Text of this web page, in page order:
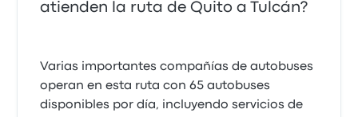
atienden la ruta de Quito a Tulcán?
Varias importantes compañías de autobuses
operan en esta ruta con 65 autobuses
disponibles por día, incluyendo servicios de